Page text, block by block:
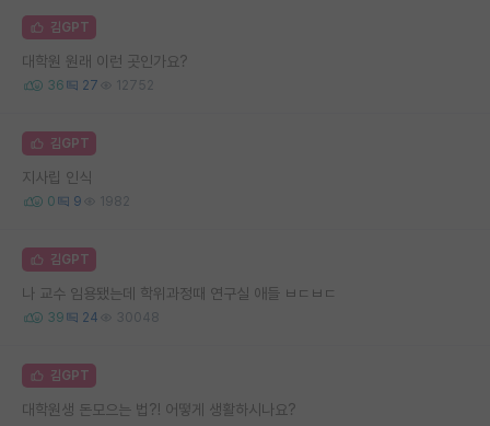
김GPT
대학원 원래 이런 곳인가요?
36 27 12752
김GPT
지사립 인식
0 9 1982
김GPT
나 교수 임용됐는데 학위과정때 연구실 애들 ㅂㄷㅂㄷ
39 24 30048
김GPT
대학원생 돈모으는 법?! 어떻게 생활하시나요?